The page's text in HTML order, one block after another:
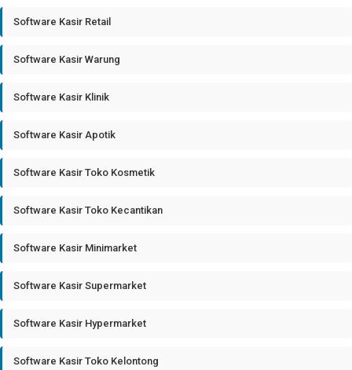
Software Kasir Retail
Software Kasir Warung
Software Kasir Klinik
Software Kasir Apotik
Software Kasir Toko Kosmetik
Software Kasir Toko Kecantikan
Software Kasir Minimarket
Software Kasir Supermarket
Software Kasir Hypermarket
Software Kasir Toko Kelontong